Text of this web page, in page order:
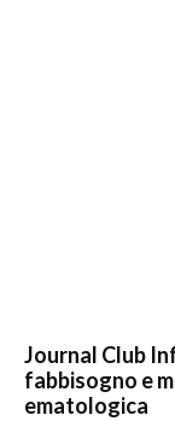
Journal Club
fabbisogno e
ematologica